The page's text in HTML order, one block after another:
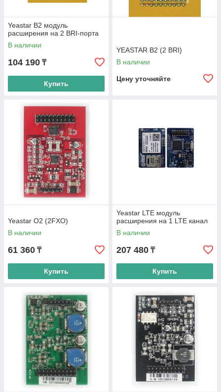
Yeastar B2 модуль
расширения на 2 BRI-порта
В наличии
104 190 ₸
Купить
YEASTAR B2 (2 BRI)
В наличии
Цену уточняйте
Yeastar O2 (2FXO)
В наличии
61 360 ₸
Купить
Yeastar LTE модуль
расширения на 1 LTE канал
В наличии
207 480 ₸
Купить